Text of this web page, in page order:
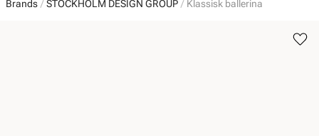
Brands STOCKHOLM DESIGN GROUP Klassisk ballerina